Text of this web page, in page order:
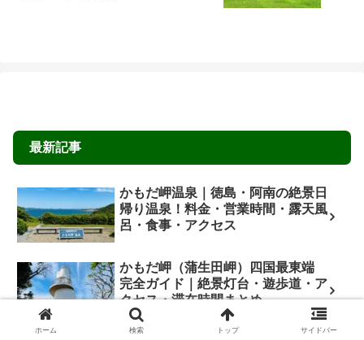
最新記事
かもだ岬温泉｜徳島・阿南の絶景日
帰り温泉！料金・営業時間・露天風
呂・食事・アクセス
かもだ岬（蒲生田岬）四国最東端
完全ガイド｜絶景灯台・遊歩道・ア
クセス・滞在時間まとめ
ホーム 検索 トップ サイドバー